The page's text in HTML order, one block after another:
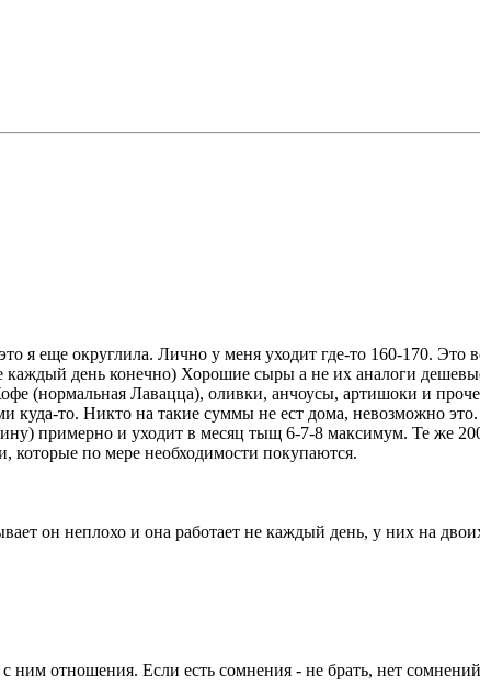
я еще округлила. Лично у меня уходит где-то 160-170. Это
день конечно) Хорошие сыры а не их аналоги
(нормальная Лавацца), оливки, анчоусы, артишоки и
куда-то. Никто на такие суммы не ест дома, невозможно
примерно и уходит в месяц тыщ 6-7-8 максимум. Те же
которые по мере необходимости покупаются.
он неплохо и она работает не каждый день, у них на
отношения. Если есть сомнения - не брать, нет